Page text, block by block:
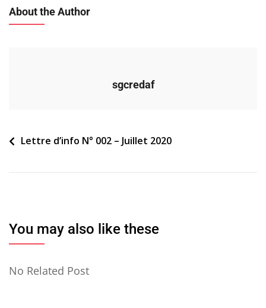
About the Author
sgcredaf
Navigation
l’article
Lettre d’info N° 002 – Juillet 2020
You may also like these
No Related Post